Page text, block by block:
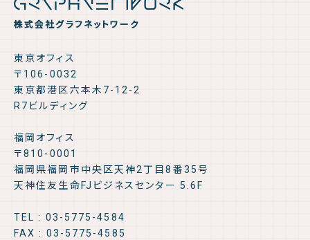
株式会社グラフネットワーク
東京オフィス
〒106-0032
東京都港区六本木7-12-2
R7ビルディング
福岡オフィス
〒810-0001
福岡県福岡市中央区天神2丁目8番35号
天神住友生命FJビジネスセンター 5.6F
TEL : 03-5775-4584
FAX : 03-5775-4585